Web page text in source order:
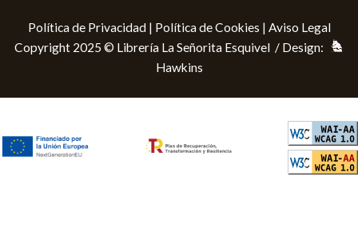
Política de Privacidad| Política de Cookies | Aviso Legal
Copyright 2025 © Librería La Señorita Esquivel / Design:
Hawkins